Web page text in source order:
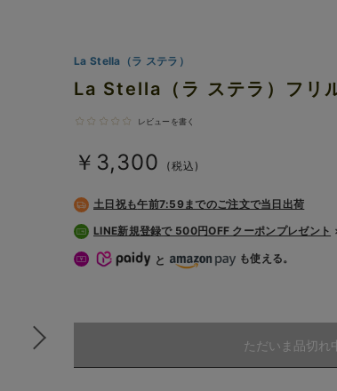
La Stella（ラ ステラ）
La Stella（ラ ステラ）フリ
レビューを書く
￥3,300 (税込)
土日祝も午前7:59までのご注文で当日出荷
LINE新規登録で 500円OFF クーポンプレゼント
と も使える。
ただいま品切れ